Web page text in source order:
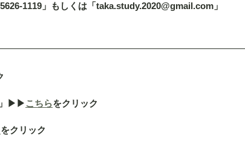
1119」もしくは「taka.study.2020@gmail.com」
」▶︎▶︎こちらをクリック
をクリック